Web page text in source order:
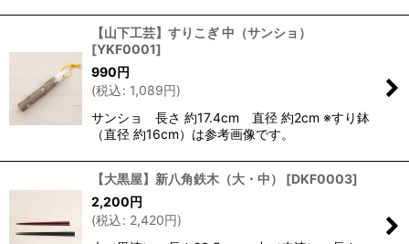
【山下工芸】すりこぎ 中（サンショ）
[YKF0001]
990円
(税込: 1,089円)
サンショ 長さ 約17.4cm 直径 約2cm ※すり鉢
（直径 約16cm）は参考画像です。
【大黒屋】新八角鉄木（大・中） [DKF0003]
2,200円
(税込: 2,420円)